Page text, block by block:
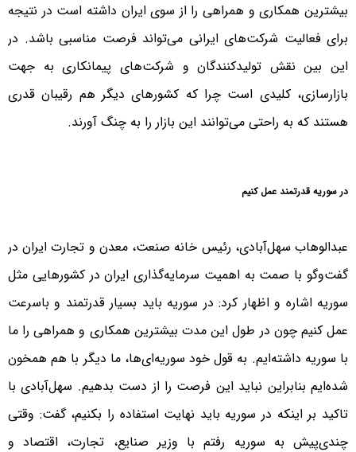
بیشترین همکاری و همراهی را از سوی ایران داشته است در نتیجه
برای فعالیت شرکت‌های ایرانی می‌تواند فرصت مناسبی باشد. در
این بین نقش تولیدکنندگان و شرکت‌های پیمانکاری به جهت
بازارسازی، کلیدی است چرا که کشورهای دیگر هم رقیبان قدری
هستند که به راحتی می‌توانند این بازار را به چنگ آورند.
در سوریه قدرتمند عمل کنیم
عبدالوهاب سهل‌آبادی، رئیس خانه صنعت، معدن و تجارت ایران در
گفت‌وگو با صمت به اهمیت سرمایه‌گذاری ایران در کشورهایی مثل
سوریه اشاره و اظهار کرد: در سوریه باید بسیار قدرتمند و باسرعت
عمل کنیم چون در طول این مدت بیشترین همکاری و همراهی را ما
با سوریه داشته‌ایم. به قول خود سوریه‌ای‌ها، ما دیگر با هم همخون
شده‌ایم بنابراین نباید این فرصت را از دست بدهیم. سهل‌آبادی با
تاکید بر اینکه در سوریه باید نهایت استفاده را بکنیم، گفت: وقتی
چندی‌پیش به سوریه رفتم با وزیر صنایع، تجارت، اقتصاد و